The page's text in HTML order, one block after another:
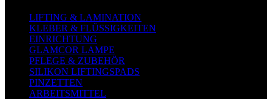
LIFTING & LAMINATION
KLEBER & FLÜSSIGKEITEN
EINRICHTUNG
GLAMCOR LAMPE
PFLEGE & ZUBEHÖR
SILIKON LIFTINGSPADS
PINZETTEN
ARBEITSMITTEL